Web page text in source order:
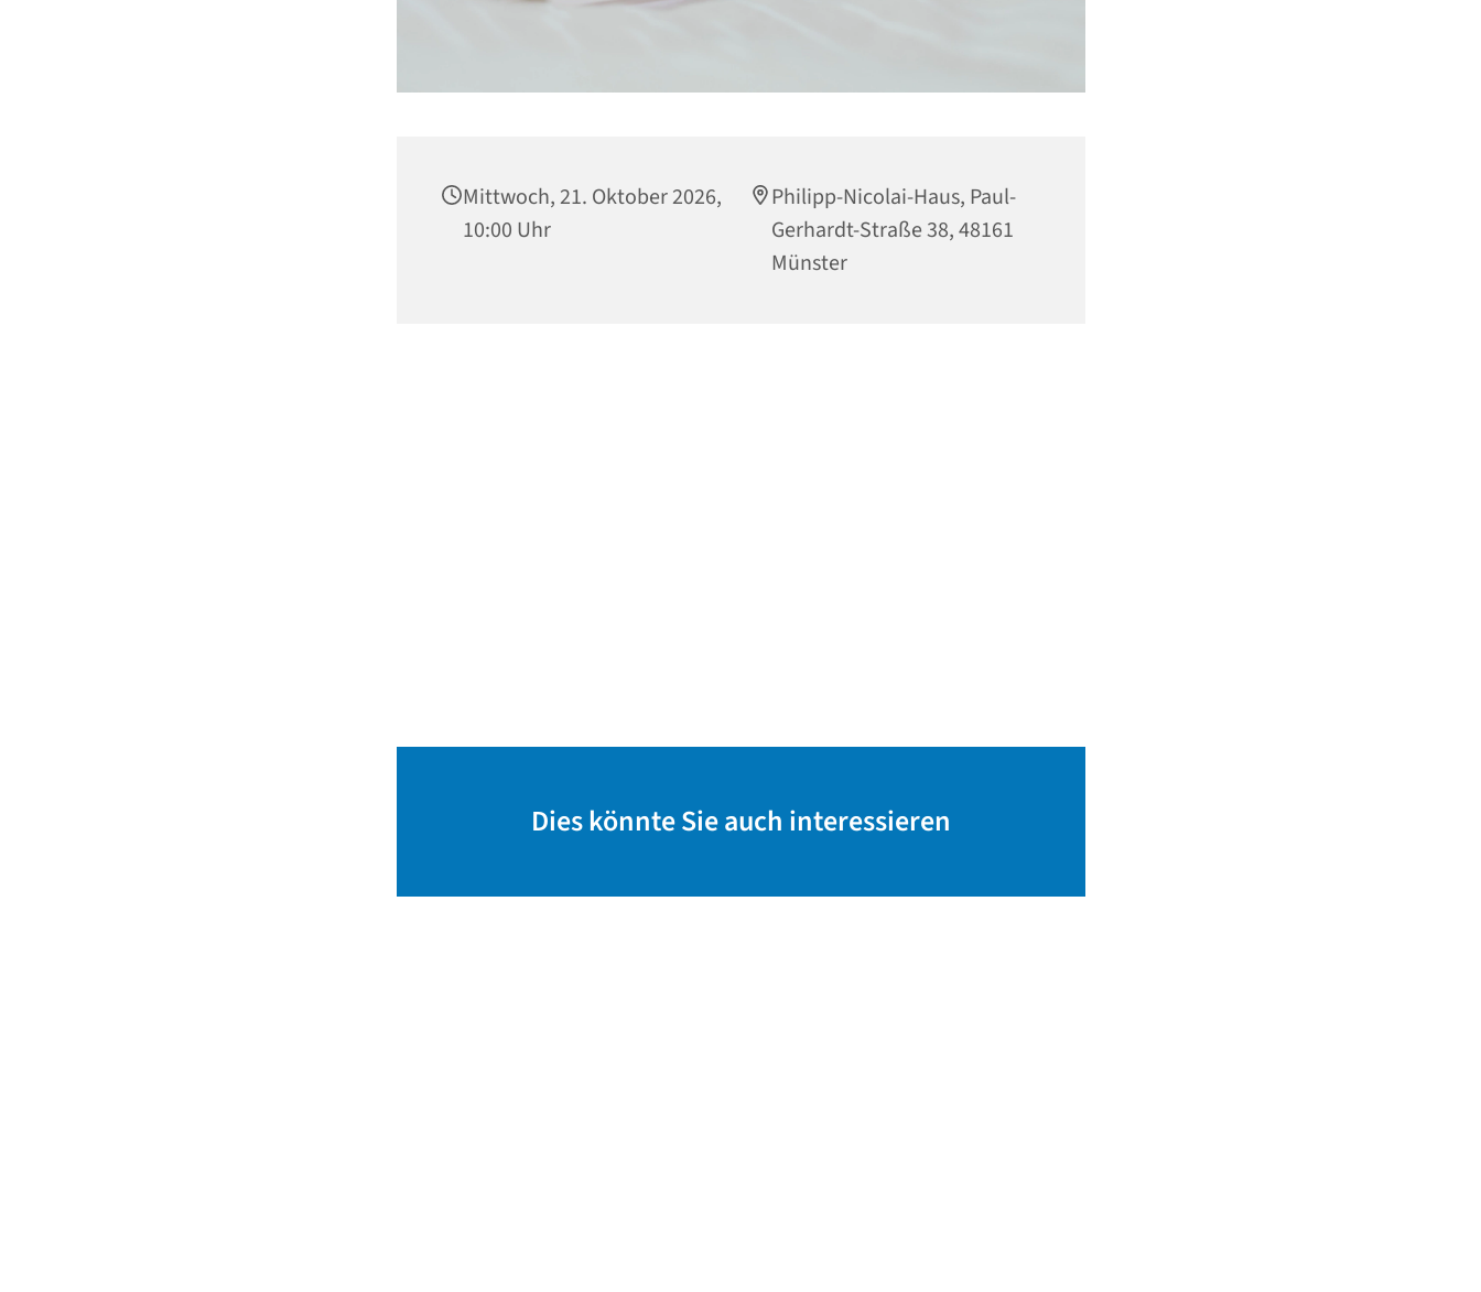
Mittwoch, 21. Oktober 2026,
10:00 Uhr
Philipp-Nicolai-Haus, Paul-
Gerhardt-Straße 38, 48161
Münster
Dies könnte Sie auch interessieren